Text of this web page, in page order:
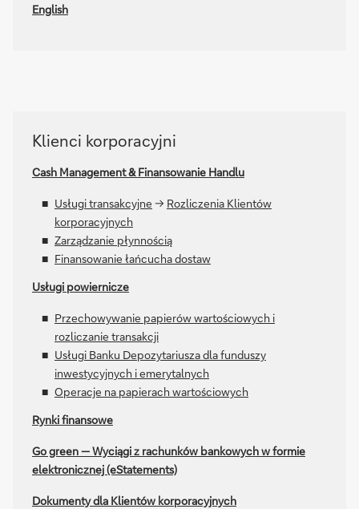
English
Klienci
korporacyjni
Klienci korporacyjni
Cash Management & Finansowanie Handlu
Usługi transakcyjne -> Rozliczenia Klientów
korporacyjnych
Zarządzanie płynnością
Finansowanie łańcucha dostaw
Usługi powiernicze
Przechowywanie papierów wartościowych i
rozliczanie transakcji
Usługi Banku Depozytariusza dla funduszy
inwestycyjnych i emerytalnych
Operacje na papierach wartościowych
Rynki finansowe
Go green — Wyciągi z rachunków bankowych w formie
elektronicznej (eStatements)
Dokumenty dla Klientów korporacyjnych